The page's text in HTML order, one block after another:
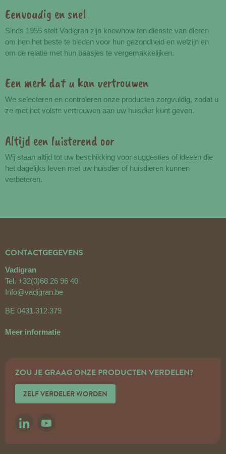
Voordelen
Eenvoudig en snel
Sinds 1955 stelt Vadigran zijn knowhow ten dienste van dieren
om hen het beste te bieden voor hun gezondheid en welzijn en
om de relatie met hun baasjes te vergemakkelijken.
Een merk dat u kan vertrouwen
We selecteren en controleren onze producten zorgvuldig, zodat u
ze met het volste vertrouwen aan uw huisdier kunt geven.
Altijd een luisterend oor
Wij staan altijd tot uw beschikking voor suggesties of ideeën die
het dagelijks leven met uw huisdier of huisdieren kunnen
verbeteren.
CONTACTGEGEVENS
Vadigran
Tel. +32(0)68 26 96 40
Info@vadigran.be
BE 0431.312.379
Meer informatie
ZOU JE GRAAG ONZE PRODUCTEN VERDELEN?
ZELF VERDELER WORDEN
LINKEDINYOUTUBE